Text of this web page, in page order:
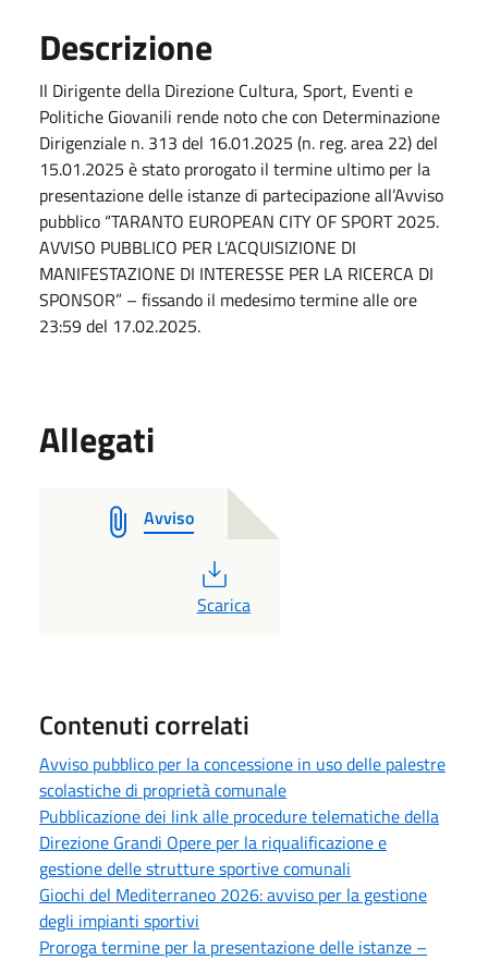
Descrizione
Il Dirigente della Direzione Cultura, Sport, Eventi e
Politiche Giovanili rende noto che con Determinazione
Dirigenziale n. 313 del 16.01.2025 (n. reg. area 22) del
15.01.2025 è stato prorogato il termine ultimo per la
presentazione delle istanze di partecipazione all’Avviso
pubblico “TARANTO EUROPEAN CITY OF SPORT 2025.
AVVISO PUBBLICO PER L’ACQUISIZIONE DI
MANIFESTAZIONE DI INTERESSE PER LA RICERCA DI
SPONSOR” – fissando il medesimo termine alle ore
23:59 del 17.02.2025.
Allegati
Avviso
PDF
Scarica
Contenuti correlati
Avviso pubblico per la concessione in uso delle palestre
scolastiche di proprietà comunale
Pubblicazione dei link alle procedure telematiche della
Direzione Grandi Opere per la riqualificazione e
gestione delle strutture sportive comunali
Giochi del Mediterraneo 2026: avviso per la gestione
degli impianti sportivi
Proroga termine per la presentazione delle istanze –